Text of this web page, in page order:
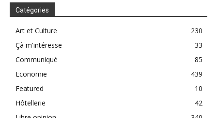
Catégories
Art et Culture
230
Çà m'intéresse
33
Communiqué
85
Economie
439
Featured
10
Hôtellerie
42